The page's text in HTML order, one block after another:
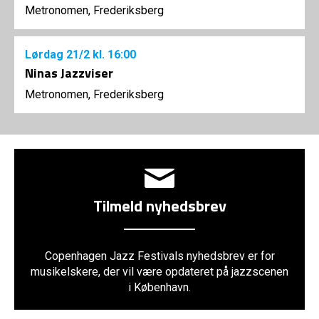
Metronomen, Frederiksberg
Lørdag 21/2 kl. 16:00
Ninas Jazzviser
Metronomen, Frederiksberg
Tilmeld nyhedsbrev
Copenhagen Jazz Festivals nyhedsbrev er for
musikelskere, der vil være opdateret på jazzscenen
i København.